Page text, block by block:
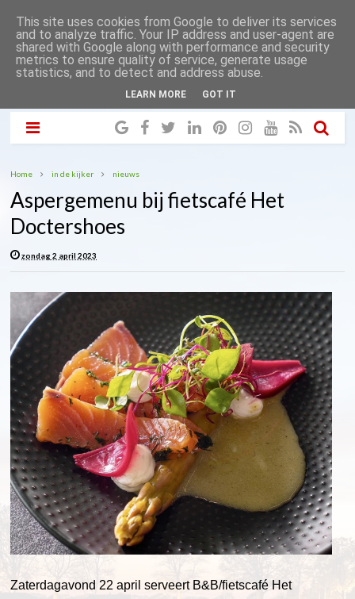
Home in de kijker nieuws
Aspergemenu bij fietscafé Het
Doctershoes
zondag 2 april 2023
Zaterdagavond 22 april serveert B&B/fietscafé Het
This site uses cookies from Google to deliver its services
and to analyze traffic. Your IP address and user-agent are
shared with Google along with performance and security
metrics to ensure quality of service, generate usage
statistics, and to detect and address abuse.
LEARN MORE GOT IT